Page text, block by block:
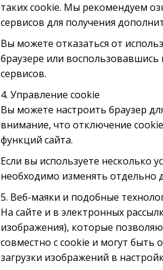
таких cookie. Мы рекомендуем
сервисов для получения
Вы можете отказаться от
браузере или
сервисов.
4. Управление cookie
Вы можете настроить браузер
внимание, что отключение
функций сайта.
Если вы используете несколько
необходимо изменять отдельно
5. Веб-маяки и подобные
На сайте и в электронных
изображения), которые
совместно с cookie и могут
загрузки изображений в